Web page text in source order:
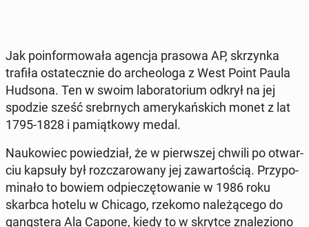
Jak po­in­for­mo­wa­ła agencja prasowa AP, skrzyn­ka
trafiła osta­tecz­nie do ar­che­olo­ga z West Point Paula
Hudsona. Ten w swoim la­bo­ra­to­rium odkrył na jej
spodzie sześć srebr­nych ame­ry­kań­skich monet z lat
1795-1828 i pa­miąt­ko­wy medal.
Na­uko­wiec po­wie­dział, że w pierw­szej chwili po otwar­
ciu kapsuły był roz­cza­ro­wa­ny jej za­war­to­ścią. Przy­po­
mi­na­ło to bowiem od­pie­czę­to­wa­nie w 1986 roku
skarbca hotelu w Chicago, rzekomo na­le­żą­ce­go do
gang­ste­ra Ala Capone, kiedy to w skrytce zna­le­zio­no